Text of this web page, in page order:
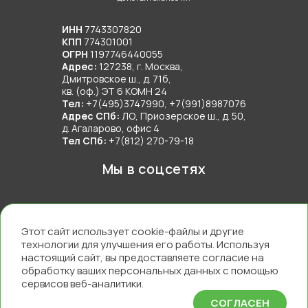
инженерные коммуникации под ключ команде
профессионалов.
Нынешние технологии строительства способствуют
тому, что современные загородные дома
оснащаются ничуть не хуже (а порой даже лучше)
городских квартир. Поэтому задумываясь о покупке
нужно переживать за водоснабжение, отопление или
вдали от централизованных сетей, его можно
инженерные коммуникации под ключ команде
профессионалов.
Нынешние технологии строительства способствуют
тому, что современные загородные дома
ИНН 7743307820
КПП 774301001
ОГРН 1197746440055
Адрес: 127238, г. Москва,
Дмитровское ш., д. 71б,
кв. (оф.) ЭТ 6 КОМН 24
Тел: +7(495)3747990, +7(991)8987076
Адрес СПб: ЛО, Приозерское ш., д. 50,
д. Агаларово, офис 4
Тел СПб: +7(812) 270-79-18
Мы в соцсетях
ООО “ТочкаРешений” 2016-2025
Политика конфиденциальности
Сделано с любовью в
Этот сайт использует cookie-файлы и другие
технологии для улучшения его работы. Используя
настоящий сайт, вы предоставляете согласие на
обработку ваших персональных данных с помощью
сервисов веб-аналитики.
СОГЛАСЕН